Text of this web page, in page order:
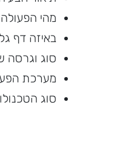
מהי
באיזה דף
סוג וגרסה
מערכת
סוג